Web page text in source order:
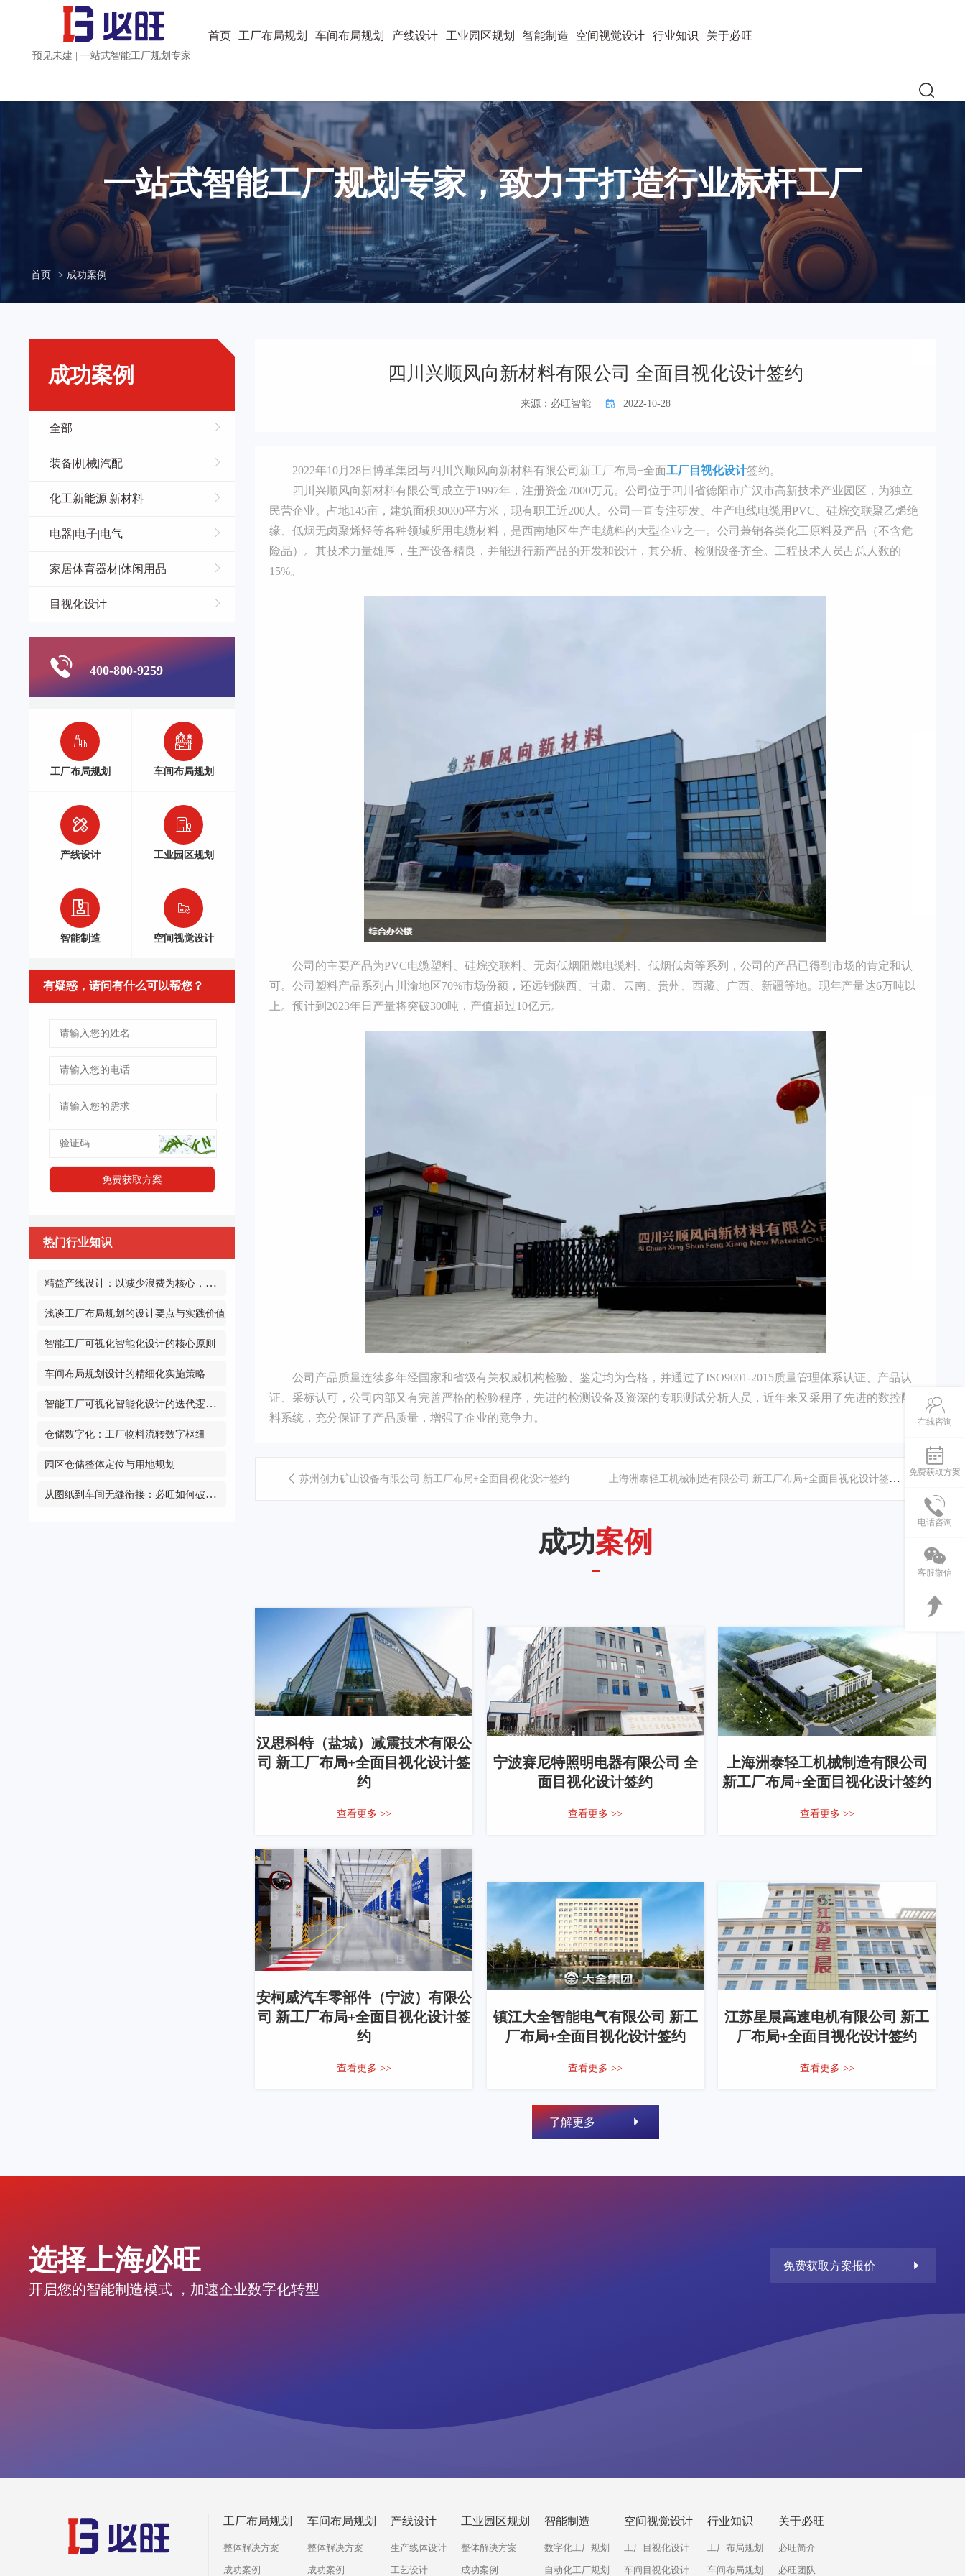
预见未建 | 一站式智能工厂规划专家
首页 工厂布局规划 车间布局规划 产线设计 工业园区规划 智能制造 空间视觉设计 行业知识 关于必旺
在线咨询
免费获取方案
电话咨询
客服微信
一站式智能工厂规划专家，致力于打造行业标杆工厂
首页 > 成功案例
成功案例
全部
装备|机械|汽配
化工新能源|新材料
电器|电子|电气
家居体育器材|休闲用品
目视化设计
400-800-9259
工厂布局规划 车间布局规划
产线设计 工业园区规划
智能制造 空间视觉设计
有疑惑，请问有什么可以帮您？
热门行业知识
精益产线设计：以减少浪费为核心，打造高效生产体系
浅谈工厂布局规划的设计要点与实践价值
智能工厂可视化智能化设计的核心原则
车间布局规划设计的精细化实施策略
智能工厂可视化智能化设计的迭代逻辑：从传统目视到数字智控
仓储数字化：工厂物料流转数字枢纽
园区仓储整体定位与用地规划
从图纸到车间无缝衔接：必旺如何破解工厂规划落地难？
四川兴顺风向新材料有限公司 全面目视化设计签约
来源：必旺智能 2022-10-28
2022年10月28日博革集团与四川兴顺风向新材料有限公司新工厂布局+全面工厂目视化设计签约。
四川兴顺风向新材料有限公司成立于1997年，注册资金7000万元。公司位于四川省德阳市广汉市高新技术产业园区，为独立
民营企业。占地145亩，建筑面积30000平方米，现有职工近200人。公司一直专注研发、生产电线电缆用PVC、硅烷交联聚乙烯绝
缘、低烟无卤聚烯烃等各种领域所用电缆材料，是西南地区生产电缆料的大型企业之一。公司兼销各类化工原料及产品（不含危
险品）。其技术力量雄厚，生产设备精良，并能进行新产品的开发和设计，其分析、检测设备齐全。工程技术人员占总人数的
15%。
公司的主要产品为PVC电缆塑料、硅烷交联料、无卤低烟阻燃电缆料、低烟低卤等系列，公司的产品已得到市场的肯定和认
可。公司塑料产品系列占川渝地区70%市场份额，还远销陕西、甘肃、云南、贵州、西藏、广西、新疆等地。现年产量达6万吨以
上。预计到2023年日产量将突破300吨，产值超过10亿元。
公司产品质量连续多年经国家和省级有关权威机构检验、鉴定均为合格，并通过了ISO9001-2015质量管理体系认证、产品认
证、采标认可，公司内部又有完善严格的检验程序，先进的检测设备及资深的专职测试分析人员，近年来又采用了先进的数控配
料系统，充分保证了产品质量，增强了企业的竟争力。
苏州创力矿山设备有限公司 新工厂布局+全面目视化设计签约 上海洲泰轻工机械制造有限公司 新工厂布局+全面目视化设计签约
成功案例
汉思科特（盐城）减震技术有限公
司 新工厂布局+全面目视化设计签
约
查看更多 >>
宁波赛尼特照明电器有限公司 全
面目视化设计签约
查看更多 >>
上海洲泰轻工机械制造有限公司
新工厂布局+全面目视化设计签约
查看更多 >>
安柯威汽车零部件（宁波）有限公
司 新工厂布局+全面目视化设计签
约
查看更多 >>
镇江大全智能电气有限公司 新工
厂布局+全面目视化设计签约
查看更多 >>
江苏星晨高速电机有限公司 新工
厂布局+全面目视化设计签约
查看更多 >>
了解更多
选择上海必旺
开启您的智能制造模式 ，加速企业数字化转型
免费获取方案报价
工厂布局规划
整体解决方案
成功案例
车间布局规划
整体解决方案
成功案例
产线设计
生产线体设计
工艺设计
工业园区规划
整体解决方案
成功案例
智能制造
数字化工厂规划
自动化工厂规划
空间视觉设计
工厂目视化设计
车间目视化设计
行业知识
工厂布局规划
车间布局规划
关于必旺
必旺简介
必旺团队